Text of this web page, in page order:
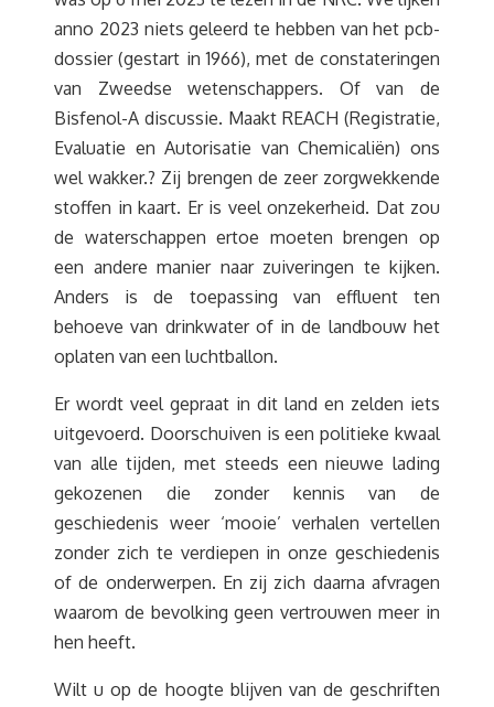
anno 2023 niets geleerd te hebben van het pcb-
dossier (gestart in 1966), met de constateringen
van Zweedse wetenschappers. Of van de
Bisfenol-A discussie. Maakt REACH (Registratie,
Evaluatie en Autorisatie van Chemicaliën) ons
wel wakker.? Zij brengen de zeer zorgwekkende
stoffen in kaart. Er is veel onzekerheid. Dat zou
de waterschappen ertoe moeten brengen op
een andere manier naar zuiveringen te kijken.
Anders is de toepassing van effluent ten
behoeve van drinkwater of in de landbouw het
oplaten van een luchtballon.
Er wordt veel gepraat in dit land en zelden iets
uitgevoerd. Doorschuiven is een politieke kwaal
van alle tijden, met steeds een nieuwe lading
gekozenen die zonder kennis van de
geschiedenis weer ‘mooie’ verhalen vertellen
zonder zich te verdiepen in onze geschiedenis
of de onderwerpen. En zij zich daarna afvragen
waarom de bevolking geen vertrouwen meer in
hen heeft.
Wilt u op de hoogte blijven van de geschriften